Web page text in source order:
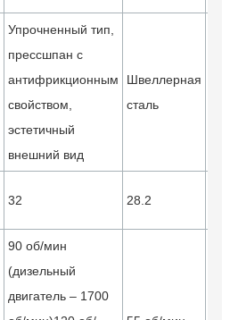
Упрочненный тип,
прессшпан с
антифрикционным
свойством,
эстетичный
внешний вид
Швеллерная
сталь
32 28.2
90 об/мин
(дизельный
двигатель – 1700